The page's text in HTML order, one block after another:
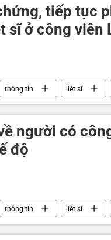
tiếp tục
sĩ ở công viên
thông tin liệt sĩ
Việt Nam bộ đội
người có
độ
thông tin liệt sĩ